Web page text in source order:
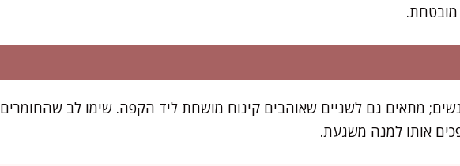
מתאים גם לשניים שאוהבים קינוח מושחת ליד הקפה. שימו לב שהחומרים
אותו למנה משגעת.